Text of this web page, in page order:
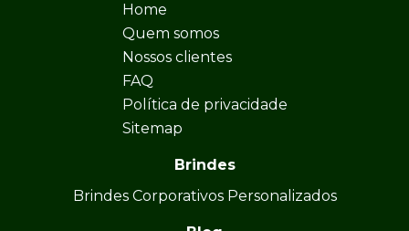
Home
Quem somos
Nossos clientes
FAQ
Política de privacidade
Sitemap
Brindes
Brindes Corporativos Personalizados